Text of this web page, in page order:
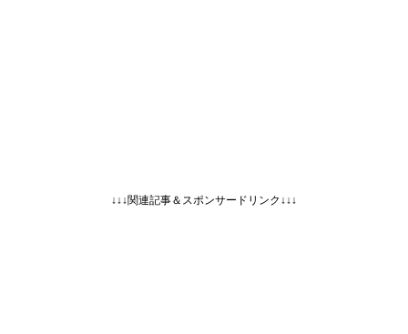
↓↓↓関連記事＆スポンサードリンク↓↓↓